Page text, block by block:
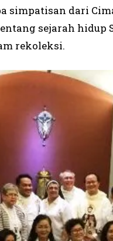
simpatisan dari
sejarah hidup
rekoleksi.